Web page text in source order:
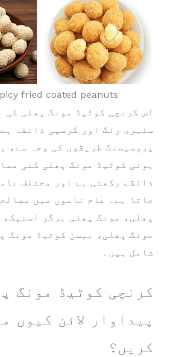
fried coated peanuts
اس کرنچی کوٹیڈ مونگ پھلی کی
سنہری رنگ اور کرسپی ذائقہ
پروسیسنگ طریقوں کی وجہ سے،
ہوئی کوٹیڈ مونگ پھلی کئی
ذائقے رکھتی ہے اور مختلف
جاتا ہے۔ عام ناموں میں
پھلی، مونگ پھلی برگر
مونگ پھلی، بیسن کوٹیڈ مونگ
شامل ہیں۔
کرنچی کوٹیڈ مونگ
پیداوار لائن کیوں
کریں؟